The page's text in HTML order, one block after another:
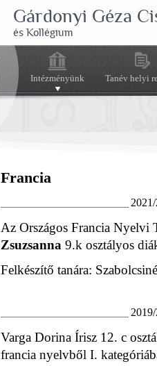
Gárdonyi Géza
és Kollégium
Intézményünk Tanév helyi
Francia
Az Országos Francia Nyelvi
Zsuzsanna 9.k osztályos
Felkészítő tanára:
Varga Dorina Írisz 12. c
francia nyelvből I.